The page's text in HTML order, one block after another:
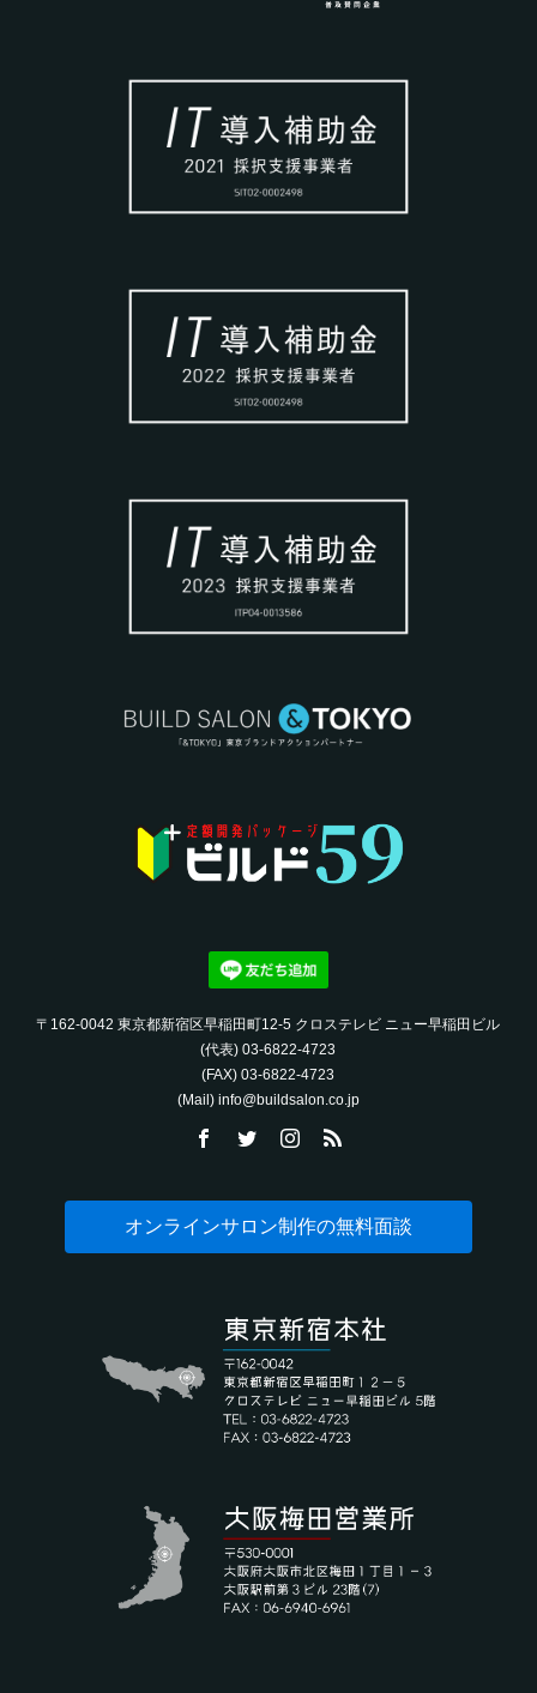
〒162-0042 東京都新宿区早稲田町12-5 クロステレビ ニュー早稲田ビル
(代表) 03-6822-4723‬
(FAX) 03-6822-4723‬
(Mail) info@buildsalon.co.jp
オンラインサロン制作の無料面談